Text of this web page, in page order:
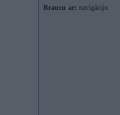
Braucu ar: navigāciju